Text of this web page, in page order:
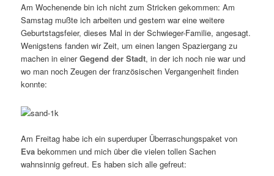
Am Wochenende bin ich nicht zum Stricken gekommen: Am
Samstag mußte ich arbeiten und gestern war eine weitere
Geburtstagsfeier, dieses Mal in der Schwieger-Familie, angesagt.
Wenigstens fanden wir Zeit, um einen langen Spaziergang zu
machen in einerGegend der Stadt, in der ich noch nie war und
wo man noch Zeugen der französischen Vergangenheit finden
konnte:
Am Freitag habe ich ein superduper Überraschungspaket von
Eva bekommen und mich über die vielen tollen Sachen
wahnsinnig gefreut. Es haben sich alle gefreut: